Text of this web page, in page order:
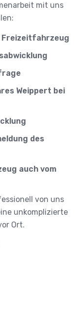
mit uns
Weippert bei
des
auch vom
von uns
unkomplizierte
Ort.